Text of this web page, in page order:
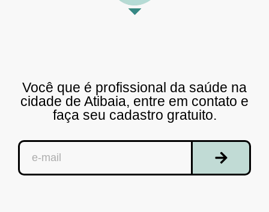
Você que é profissional da saúde na
cidade de Atibaia, entre em contato e
faça seu cadastro gratuito.